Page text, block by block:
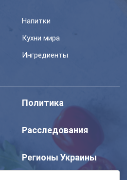
Напитки
Кухни мира
Ингредиенты
Политика
Расследования
Регионы Украины